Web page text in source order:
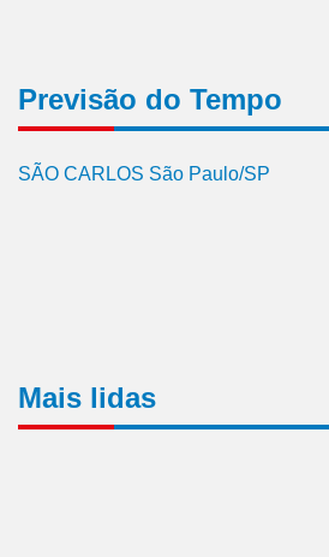
Previsão do Tempo
SÃO CARLOS São Paulo/SP
Mais lidas